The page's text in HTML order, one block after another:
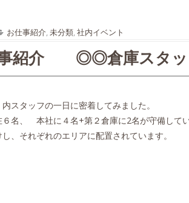
C
t
e
o
r
e
お仕事紹介,未分類,社内イベント
事紹介 ◎◎倉庫スタ
スタッフの一日に密着してみました。
６名、 本社に４名+第２倉庫に2名が守備して
、それぞれのエリアに配置されています。